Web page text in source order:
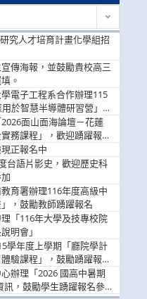
究人才培育計畫化學組招
傳海報，並鼓勵貴校高三
。
電子工程系合作辦理115
於智慧半導體研習營」，
面山面海論壇－花蓮
務課程」，歡迎踴躍報名
正報名中
台語片影史，歡迎歷史科
育署辦理116年度高級中
，鼓勵教師踴躍報名
「116年大學及技專校院
明會」
學年度上學期「廳院學計
驗課程」，鼓勵踴躍報名
辦理「2026 國高中暑期
，鼓勵學生踴躍報名參